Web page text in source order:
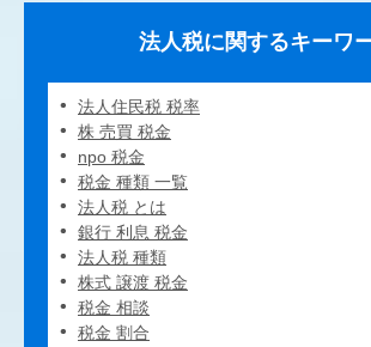
法人税に関するキーワ
法人住民税 税率
株 売買 税金
npo 税金
税金 種類 一覧
法人税 とは
銀行 利息 税金
法人税 種類
株式 譲渡 税金
税金 相談
税金 割合